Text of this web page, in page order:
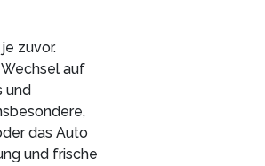
zuvor.
auf
und
das Auto
und frische